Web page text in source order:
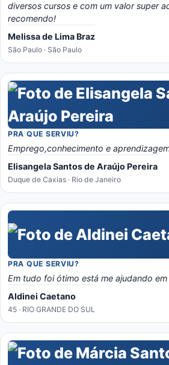
diversos cursos e com um valor super
recomendo!
Melissa de Lima Braz
São Paulo · São Paulo
PRA QUE SERVIU?
Emprego,conhecimento e
Elisangela Santos de Araújo Pereira
Duque de Caxias · Rio de Janeiro
PRA QUE SERVIU?
Em tudo foi ótimo está me ajudando
Aldinei Caetano
45 · RIO GRANDE DO SUL